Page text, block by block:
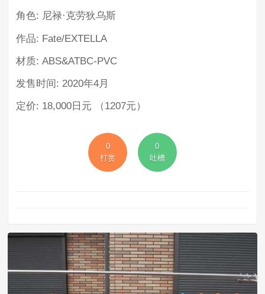
角色: 尼禄·克劳狄乌斯
作品: Fate/EXTELLA
材质: ABS&ATBC-PVC
发售时间: 2020年4月
定价: 18,000日元 （1207元）
0
打赏
0
吐槽